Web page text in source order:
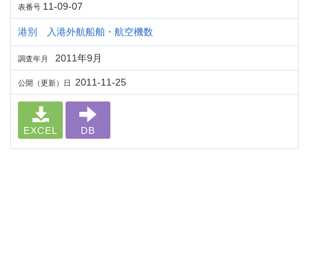
表番号 11-09-07
港別 入港外航船舶・航空機数
調査年月 2011年9月
公開（更新）日 2011-11-25
EXCEL DB